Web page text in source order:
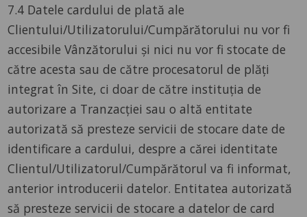
7.4 Datele cardului de plată ale
Clientului/Utilizatorului/Cumpărătorului nu vor fi
accesibile Vânzătorului și nici nu vor fi stocate de
către acesta sau de către procesatorul de plăți
integrat în Site, ci doar de către instituția de
autorizare a Tranzacției sau o altă entitate
autorizată să presteze servicii de stocare date de
identificare a cardului, despre a cărei identitate
Clientul/Utilizatorul/Cumpărătorul va fi informat,
anterior introducerii datelor. Entitatea autorizată
să presteze servicii de stocare a datelor de card